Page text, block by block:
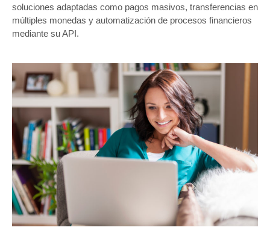
soluciones adaptadas como pagos masivos, transferencias en
múltiples monedas y automatización de procesos financieros
mediante su API.